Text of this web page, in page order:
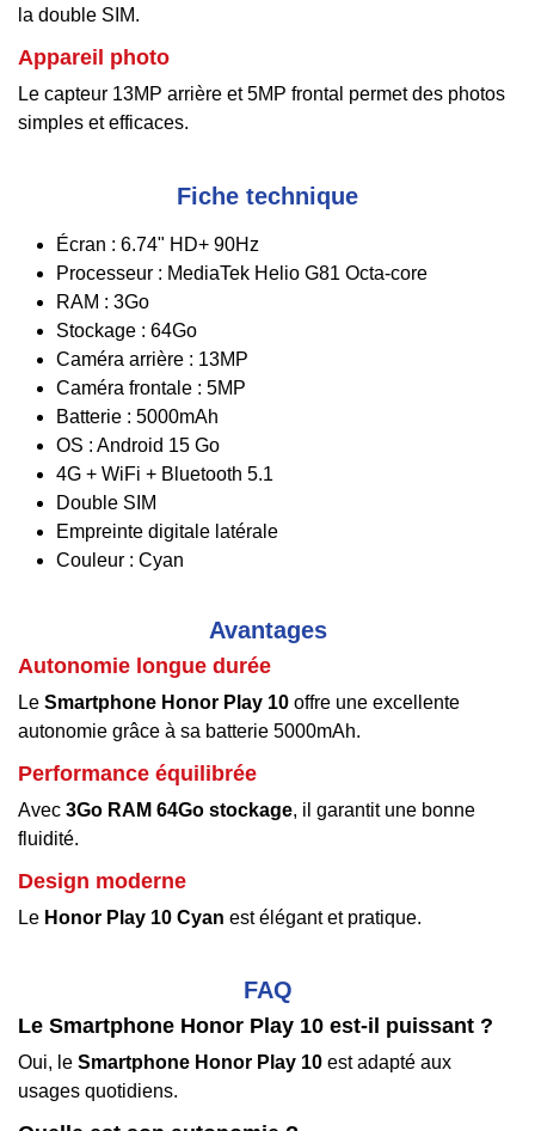
la double SIM.
Appareil photo
Le capteur 13MP arrière et 5MP frontal permet des photos
simples et efficaces.
Fiche technique
Écran : 6.74" HD+ 90Hz
Processeur : MediaTek Helio G81 Octa-core
RAM : 3Go
Stockage : 64Go
Caméra arrière : 13MP
Caméra frontale : 5MP
Batterie : 5000mAh
OS : Android 15 Go
4G + WiFi + Bluetooth 5.1
Double SIM
Empreinte digitale latérale
Couleur : Cyan
Avantages
Autonomie longue durée
Le Smartphone Honor Play 10 offre une excellente
autonomie grâce à sa batterie 5000mAh.
Performance équilibrée
Avec 3Go RAM 64Go stockage, il garantit une bonne
fluidité.
Design moderne
Le Honor Play 10 Cyan est élégant et pratique.
FAQ
Le Smartphone Honor Play 10 est-il puissant ?
Oui, le Smartphone Honor Play 10 est adapté aux
usages quotidiens.